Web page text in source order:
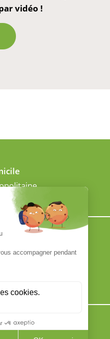
vidéo !